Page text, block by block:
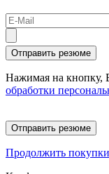
Отправить резюме
Нажимая на кнопку,
обработки
Отправить резюме
Продолжить покупки